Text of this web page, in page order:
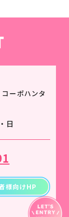
ーポハンタ
日
様向けHP